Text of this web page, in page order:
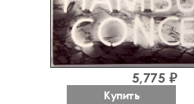
5,775 ₽
Купить